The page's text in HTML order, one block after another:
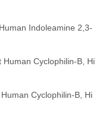
Indoleamine 2,3-
Cyclophilin-B, Hi
Cyclophilin-B, Hi